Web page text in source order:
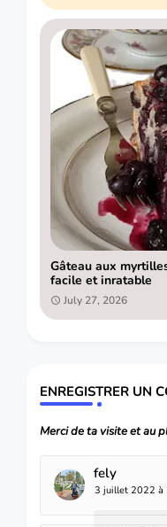
Gâteau aux
facile et inratable
July 27, 2026
ENREGISTRER UN
Merci de ta visite et au
fely
3 juillet 2022 à